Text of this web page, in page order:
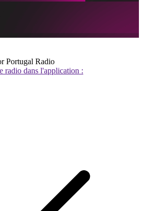
Portugal Radio
radio dans l'application :